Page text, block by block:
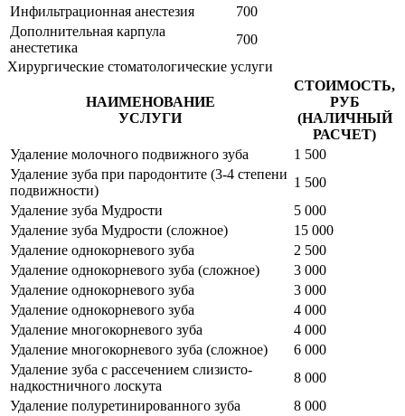
Инфильтрационная анестезия
700
Дополнительная карпула
анестетика
700
Хирургические стоматологические услуги
НАИМЕНОВАНИЕ
УСЛУГИ
СТОИМОСТЬ,
РУБ
(НАЛИЧНЫЙ
РАСЧЕТ)
Удаление молочного подвижного зуба
1 500
Удаление зуба при пародонтите (3-4 степени
подвижности)
1 500
Удаление зуба Мудрости
5 000
Удаление зуба Мудрости (сложное)
15 000
Удаление однокорневого зуба
2 500
Удаление однокорневого зуба (сложное)
3 000
Удаление однокорневого зуба
3 000
Удаление однокорневого зуба
4 000
Удаление многокорневого зуба
4 000
Удаление многокорневого зуба (сложное)
6 000
Удаление зуба с рассечением слизисто-
надкостничного лоскута
8 000
Удаление полуретинированного зуба
8 000